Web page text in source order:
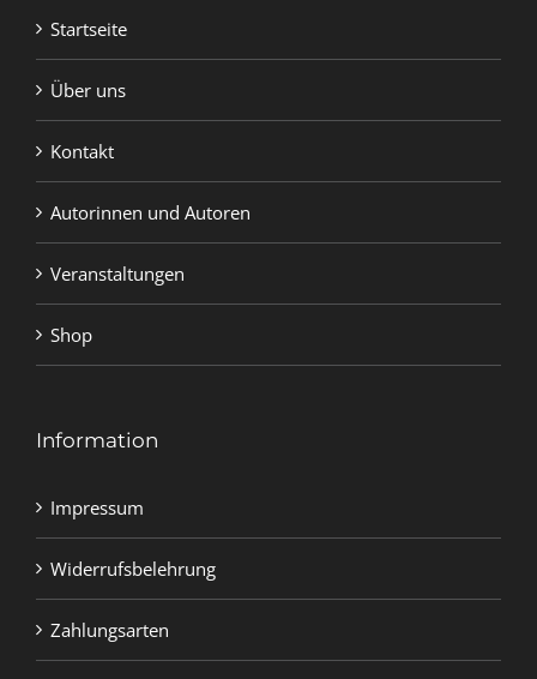
Startseite
Über uns
Kontakt
Autorinnen und Autoren
Veranstaltungen
Shop
Information
Impressum
Widerrufsbelehrung
Zahlungsarten